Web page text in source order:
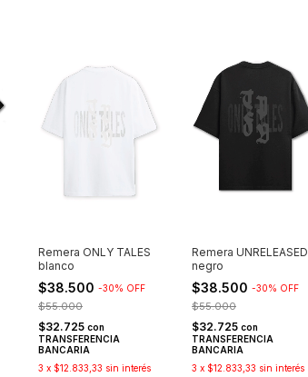
Remera ONLY TALES
blanco
$38.500 -30% OFF
$55.000
$32.725 con
TRANSFERENCIA
BANCARIA
3 x $12.833,33 sin interés
Remera UNRELEASED
negro
$38.500 -30% OFF
$55.000
$32.725 con
TRANSFERENCIA
BANCARIA
3 x $12.833,33 sin interés